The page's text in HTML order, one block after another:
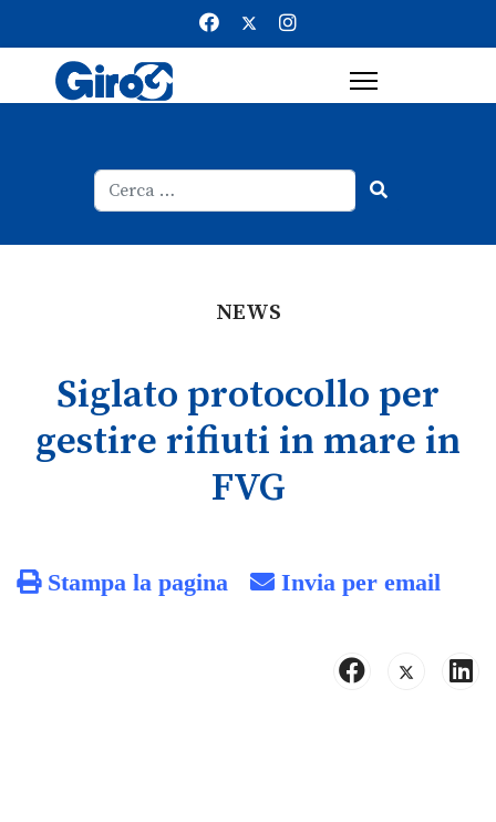
NEWS
Siglato protocollo per
gestire rifiuti in mare in
FVG
Stampa la pagina Invia per email